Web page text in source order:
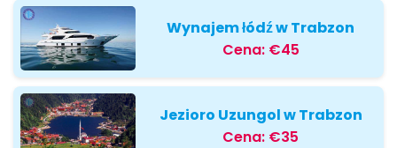
Wynajem łódź w Trabzon
Cena: €45
Jezioro Uzungol w Trabzon
Cena: €35